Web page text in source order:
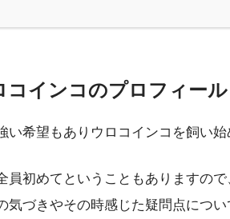
コインコのプロフィール
い希望もありウロコインコを飼い始
員初めてということもありますの
気づきやその時感じた疑問点につ